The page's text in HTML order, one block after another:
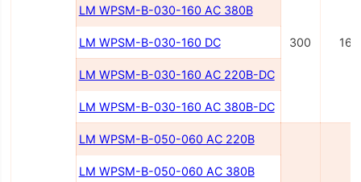
300
LM WPSM-B-030-160 AC 380В
LM WPSM-B-030-160 DC
LM WPSM-B-030-160 AC 220B-DC
LM WPSM-B-030-160 AC 380B-DC
LM WPSM-B-050-060 AC 220B
LM WPSM-B-050-060 AC 380B